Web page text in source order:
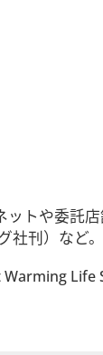
トや委託
刊）など。
Warming